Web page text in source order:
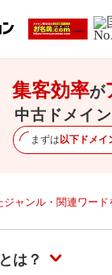
集客効率が
中古ドメイ
まずは以下ドメイ
ャンル・関連ワード
は？